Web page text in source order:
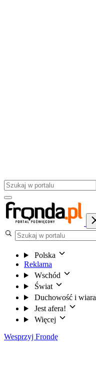
Polska
Reklama
Wschód
Świat
Duchowość i wiara
Jest afera!
Więcej
Wesprzyj Frondę